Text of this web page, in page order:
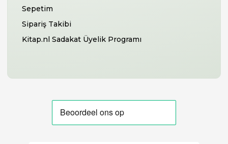
Sepetim
Sipariş Takibi
Kitap.nl Sadakat Üyelik Programı